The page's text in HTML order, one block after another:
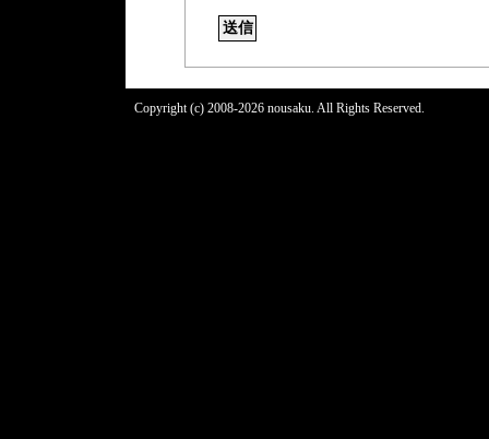
Copyright (c) 2008-2026 nousaku. All Rights Reserved.